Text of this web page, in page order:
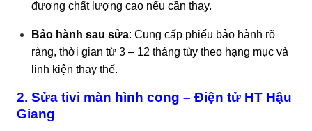
đương chất lượng cao nếu cần thay.
Bảo hành sau sửa: Cung cấp phiếu bảo hành rõ
ràng, thời gian từ 3 – 12 tháng tùy theo hạng mục và
linh kiện thay thế.
2. Sửa tivi màn hình cong – Điện tử HT Hậu
Giang